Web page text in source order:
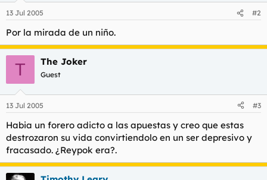
13 Jul 2005 #2
Por la mirada de un niño.
T The Joker
Guest
13 Jul 2005 #3
Habia un forero adicto a las apuestas y creo que estas
destrozaron su vida convirtiendolo en un ser depresivo y
fracasado. ¿Reypok era?.